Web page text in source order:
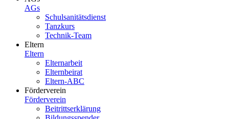
AGs
Schulsanitätsdienst
Tanzkurs
Technik-Team
Eltern
Eltern
Elternarbeit
Elternbeirat
Eltern-ABC
Förderverein
Förderverein
Beitrittserklärung